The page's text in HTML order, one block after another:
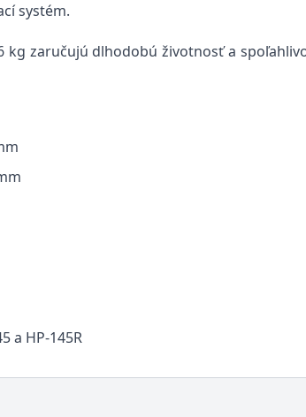
systém.
zaručujú dlhodobú životnosť a
a HP-145R